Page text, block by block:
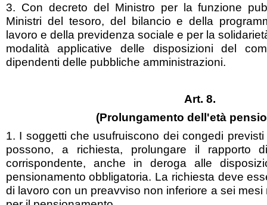
3. Con decreto del Ministro per la funzione
Ministri del tesoro, del bilancio e della
lavoro e della previdenza sociale e per la
modalità applicative delle disposizioni del
dipendenti delle pubbliche amministrazioni.
Art. 8.
(Prolungamento dell'età
1. I soggetti che usufruiscono dei congedi
possono, a richiesta, prolungare il rapporto
corrispondente, anche in deroga alle
pensionamento obbligatoria. La richiesta deve
di lavoro con un preavviso non inferiore a sei